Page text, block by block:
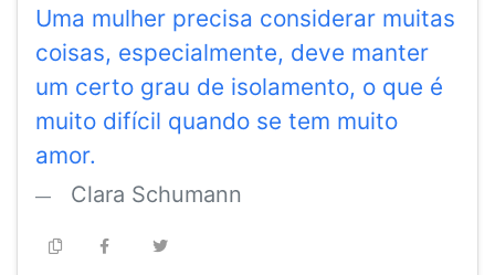
Uma mulher precisa considerar muitas
coisas, especialmente, deve manter
um certo grau de isolamento, o que é
muito difícil quando se tem muito
amor.
Clara Schumann